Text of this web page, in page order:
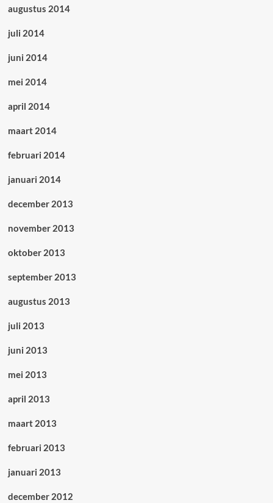
augustus 2014
juli 2014
juni 2014
mei 2014
april 2014
maart 2014
februari 2014
januari 2014
december 2013
november 2013
oktober 2013
september 2013
augustus 2013
juli 2013
juni 2013
mei 2013
april 2013
maart 2013
februari 2013
januari 2013
december 2012